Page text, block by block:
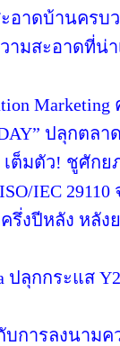
อาดบ้านครบ
มสะอาดที่น่า
DAY” ปลุกต
เต็มตัว! ชูศัก
IEC 29110
ครึ่งปีหลัง หลั
ปลุกกระแส
การลงนามค